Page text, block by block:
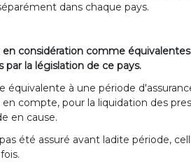
dans chaque pays.
considération comme
la législation de ce pays.
équivalente à une période
compte, pour la liquidation des
en cause.
été assuré avant ladite période,